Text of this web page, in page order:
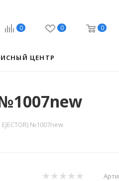
0 0 0
ЦЕНТР
№1007new
№1007new